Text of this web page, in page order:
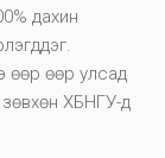
дахин
өөр өөр улсад
зөвхөн ХБНГУ-д